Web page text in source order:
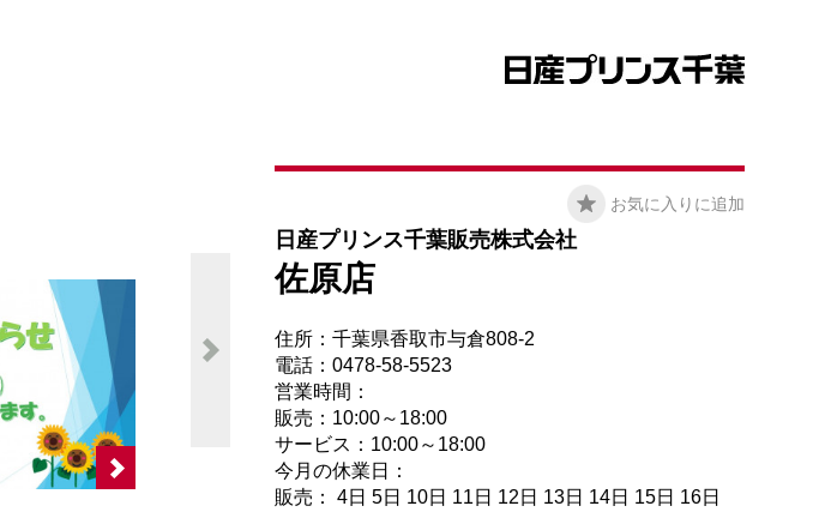
お気に入りに追加
日産プリンス千葉販売株式会社
佐原店
住所：千葉県香取市与倉808-2
電話：0478-58-5523
営業時間：
販売：10:00～18:00
サービス：10:00～18:00
今月の休業日：
販売： 4日 5日 10日 11日 12日 13日 14日 15日 16日